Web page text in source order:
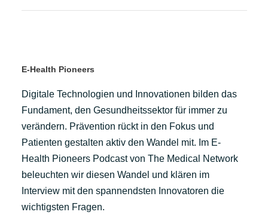
E-Health Pioneers
Digitale Technologien und Innovationen bilden das
Fundament, den Gesundheitssektor für immer zu
verändern. Prävention rückt in den Fokus und
Patienten gestalten aktiv den Wandel mit. Im E-
Health Pioneers Podcast von The Medical Network
beleuchten wir diesen Wandel und klären im
Interview mit den spannendsten Innovatoren die
wichtigsten Fragen.